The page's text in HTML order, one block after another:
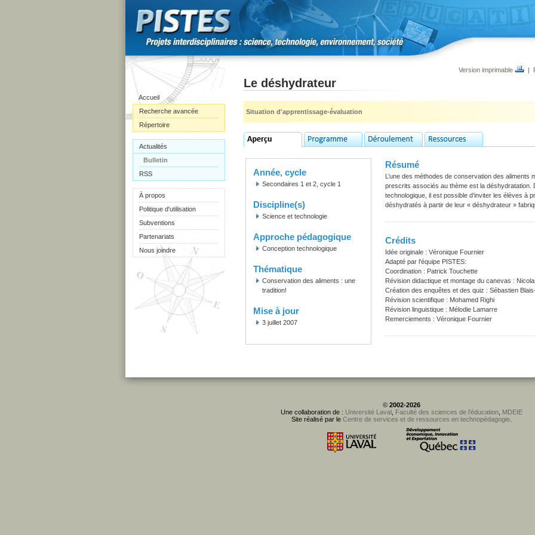
Accueil
Recherche avancée
Répertoire
Actualités
Bulletin
RSS
À propos
Politique d'utilisation
Subventions
Partenariats
Nous joindre
Version imprimable |
Le déshydrateur
Situation d'apprentissage-évaluation
Année, cycle
Secondaires 1 et 2, cycle 1
Discipline(s)
Science et technologie
Approche pédagogique
Conception technologique
Thématique
Conservation des aliments : une
tradition!
Mise à jour
3 juillet 2007
Résumé
L’une des méthodes de conservation des aliments
prescrits associés au thème est la déshydratation.
technologique, il est possible d’inviter les élèves à
déshydratés à partir de leur « déshydrateur »
Crédits
Idée originale : Véronique Fournier
Adapté par l'équipe PISTES:
Coordination : Patrick Touchette
Révision didactique et montage du canevas :
Création des enquêtes et des quiz : Sébastien
Révision scientifique : Mohamed Righi
Révision linguistique : Mélodie Lamarre
Remerciements : Véronique Fournier
© 2002-2026
Une collaboration de : Université Laval, Faculté des sciences de l'éducation, MDEIE
Site réalisé par le Centre de services et de ressources en technopédagogie.